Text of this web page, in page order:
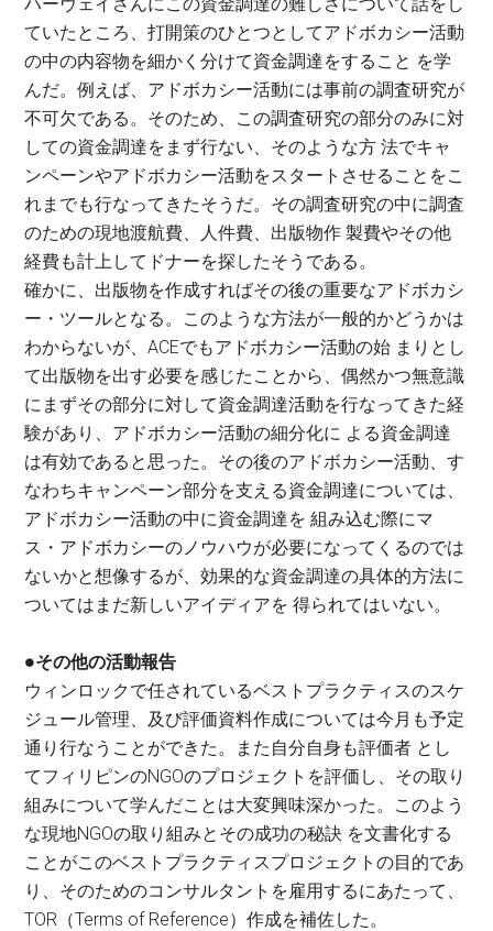
ていたところ、打開策のひとつとしてアドボカシー活動
の中の内容物を細かく分けて資金調達をすること を学
んだ。例えば、アドボカシー活動には事前の調査研究が
不可欠である。そのため、この調査研究の部分のみに対
しての資金調達をまず行ない、そのような方 法でキャ
ンペーンやアドボカシー活動をスタートさせることをこ
れまでも行なってきたそうだ。その調査研究の中に調査
のための現地渡航費、人件費、出版物作 製費やその他
経費も計上してドナーを探したそうである。
確かに、出版物を作成すればその後の重要なアドボカシ
ー・ツールとなる。このような方法が一般的かどうかは
わからないが、ACEでもアドボカシー活動の始 まりとし
て出版物を出す必要を感じたことから、偶然かつ無意識
にまずその部分に対して資金調達活動を行なってきた経
験があり、アドボカシー活動の細分化に よる資金調達
は有効であると思った。その後のアドボカシー活動、す
なわちキャンペーン部分を支える資金調達については、
アドボカシー活動の中に資金調達を 組み込む際にマ
ス・アドボカシーのノウハウが必要になってくるのでは
ないかと想像するが、効果的な資金調達の具体的方法に
ついてはまだ新しいアイディアを 得られてはいない。
●その他の活動報告
ウィンロックで任されているベストプラクティスのスケ
ジュール管理、及び評価資料作成については今月も予定
通り行なうことができた。また自分自身も評価者 とし
てフィリピンのNGOのプロジェクトを評価し、その取り
組みについて学んだことは大変興味深かった。このよう
な現地NGOの取り組みとその成功の秘訣 を文書化する
ことがこのベストプラクティスプロジェクトの目的であ
り、そのためのコンサルタントを雇用するにあたって、
TOR（Terms of Reference）作成を補佐した。